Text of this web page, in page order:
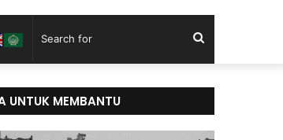
for
UNTUK MEMBANTU